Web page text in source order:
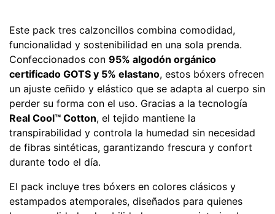
Este pack tres calzoncillos combina comodidad,
funcionalidad y sostenibilidad en una sola prenda.
Confeccionados con 95% algodón orgánico
certificado GOTS y 5% elastano, estos bóxers ofrecen
un ajuste ceñido y elástico que se adapta al cuerpo sin
perder su forma con el uso. Gracias a la tecnología
Real Cool™ Cotton, el tejido mantiene la
transpirabilidad y controla la humedad sin necesidad
de fibras sintéticas, garantizando frescura y confort
durante todo el día.
El pack incluye tres bóxers en colores clásicos y
estampados atemporales, diseñados para quienes